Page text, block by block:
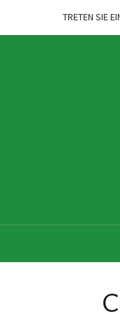
TRETEN SIE